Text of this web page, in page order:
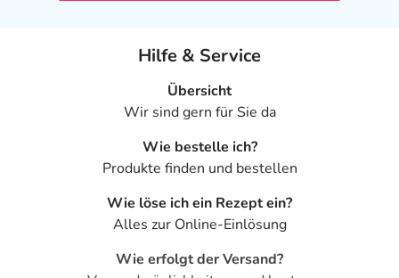
Hilfe & Service
Übersicht
Wir sind gern für Sie da
Wie bestelle ich?
Produkte finden und bestellen
Wie löse ich ein Rezept ein?
Alles zur Online-Einlösung
Wie erfolgt der Versand?